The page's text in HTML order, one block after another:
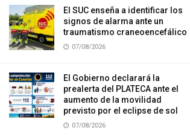
El SUC enseña a identificar los
signos de alarma ante un
traumatismo craneoencefálico
07/08/2026
El Gobierno declarará la
prealerta del PLATECA ante el
aumento de la movilidad
previsto por el eclipse de sol
07/08/2026